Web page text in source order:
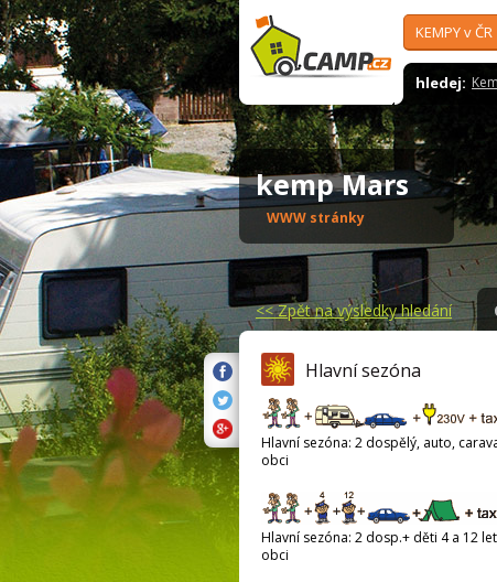
KEMPY v ČR
hledej:
kemp Mars
WWW stránky
<<Zpět na výsledky hledání
Hlavní sezóna
Hlavní sezóna: 2 dospělý, auto,
obci
Hlavní sezóna: 2 dosp.+ děti 4 a 12
obci